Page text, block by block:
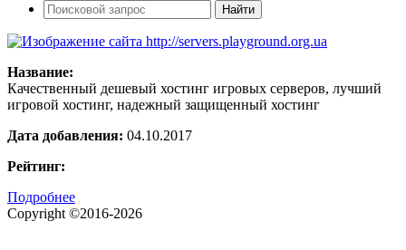
Название:
Качественный дешевый хостинг игровых серверов, лучший
игровой хостинг, надежный защищенный хостинг
Дата добавления: 04.10.2017
Рейтинг:
Подробнее
Copyright ©2016-2026